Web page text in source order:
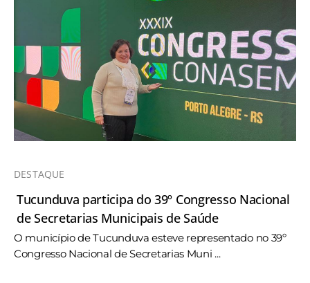
DESTAQUE
Tucunduva participa do 39º Congresso Nacional
de Secretarias Municipais de Saúde
O município de Tucunduva esteve representado no 39º
Congresso Nacional de Secretarias Muni ...